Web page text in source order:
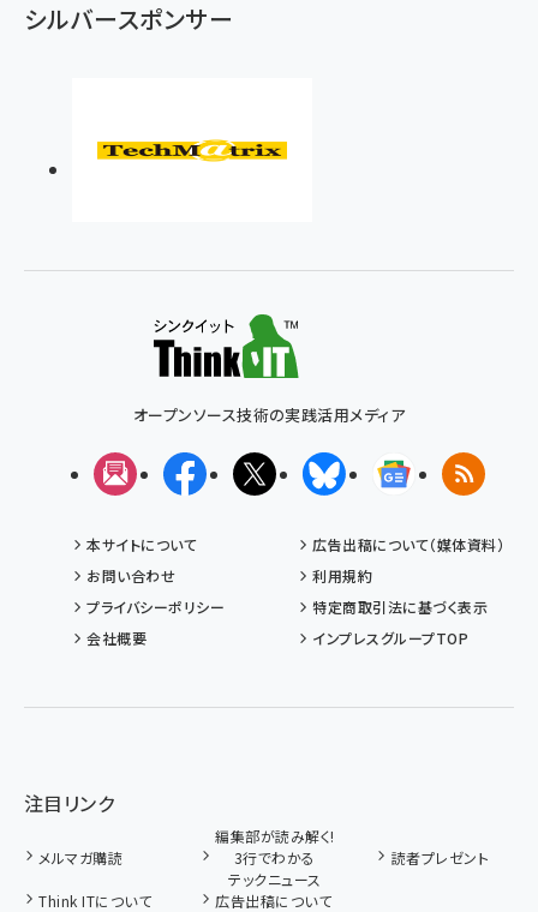
シルバースポンサー
オープンソース技術の実践活用メディア
メルマガFacebookX(エックス)BlueskyGoogleニュ
RSS
本サイトについて
広告出稿について（媒体資料）
お問い合わせ
利用規約
プライバシーポリシー
特定商取引法に基づく表示
会社概要
インプレスグループTOP
注目リンク
メルマガ購読
編集部が読み解く!
3行でわかる
テックニュース
読者プレゼント
Think ITについて 広告出稿について